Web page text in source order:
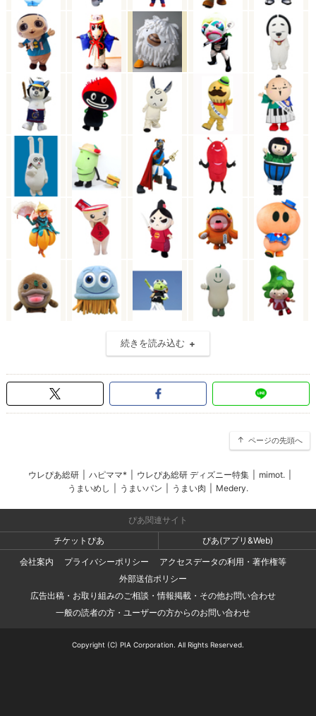
続きを読み込む
ページの先頭へ
ウレぴあ総研 ハピママ* ウレぴあ総研 ディズニー特集 mimot.
うまいめし
うまいパン うまい肉 Medery.
ぴあ関連サイト
チケットぴあ
ぴあ(アプリ&Web)
会社案内
プライバシーポリシー
アクセスデータの利用・著作権等
外部送信ポリシー
広告出稿・お取り組みのご相談・情報掲載・その他お問い合わせ
一般の読者の方・ユーザーの方からのお問い合わせ
Copyright (C) PIA Corporation. All Rights Reserved.